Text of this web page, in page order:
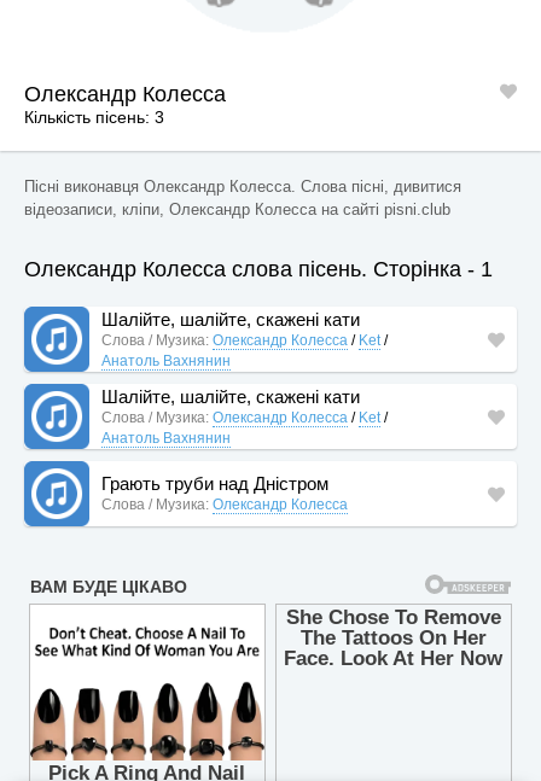
Олександр Колесса
Кількість пісень: 3
Пісні виконавця Олександр Колесса. Слова пісні, дивитися
відеозаписи, кліпи, Олександр Колесса на сайті pisni.club
Олександр Колесса слова пісень. Сторінка - 1
Шалійте, шалійте, скажені кати
Слова / Музика: Олександр Колесса / Ket /
Анатоль Вахнянин
Шалійте, шалійте, скажені кати
Слова / Музика: Олександр Колесса / Ket /
Анатоль Вахнянин
Грають труби над Дністром
Слова / Музика: Олександр Колесса